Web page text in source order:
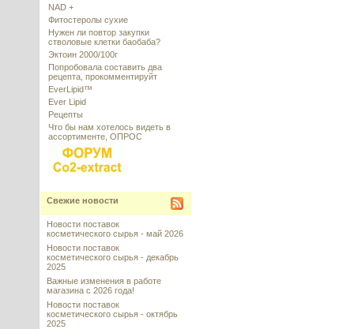
NAD +
Фитостеролы сухие
Нужен ли повтор закупки
стволовые клетки баобаба?
Эктоин 2000/100г
Попробовала составить два
рецепта, прокомментируйт
EverLipid™
Ever Lipid
Рецепты
Что бы нам хотелось видеть в
ассортименте, ОПРОС
Свежие новости
Новости поставок
косметического сырья - май 2026
Новости поставок
косметического сырья - декабрь
2025
Важные изменения в работе
магазина с 2026 года!
Новости поставок
косметического сырья - октябрь
2025